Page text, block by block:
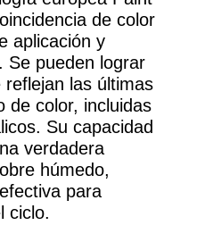
de color
aplicación y
Se pueden lograr
las últimas
de color, incluidas
Su capacidad
verdadera
húmedo,
para
ciclo.